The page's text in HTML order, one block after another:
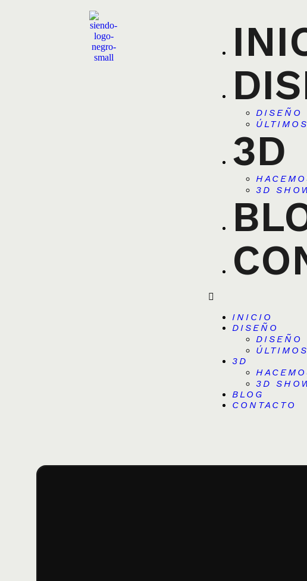
DISEÑO
3D
3D
INICIO
DISEÑO
DISEÑO
3D
3D
BLOG
CONTACTO